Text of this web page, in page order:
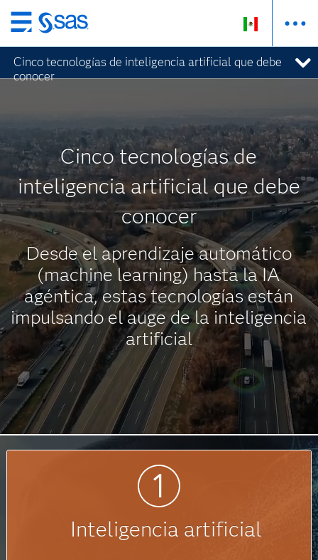
Ir
al
contenido
principal
Cinco tecnologías de inteligencia artificial que debe
conocer
Cinco tecnologías de
inteligencia artificial que debe
conocer
Desde el aprendizaje automático
(machine learning) hasta la IA
agéntica, estas tecnologías están
impulsando el auge de la inteligencia
artificial
Inteligencia artificial